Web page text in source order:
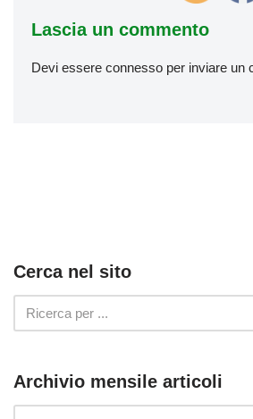
Lascia un commento
Devi essere connesso per inviare un
Cerca nel sito
Archivio mensile articoli